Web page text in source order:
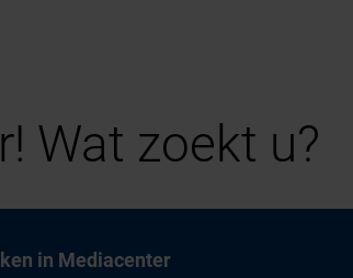
Wat zoekt u?
in Mediacenter